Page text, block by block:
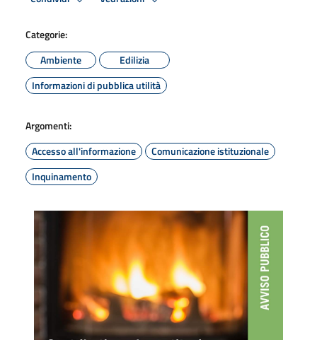
Categorie:
Ambiente
Edilizia
Informazioni di pubblica utilità
Argomenti:
Accesso all'informazione
Comunicazione istituzionale
Inquinamento